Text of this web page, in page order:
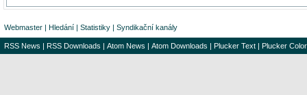
Webmaster | Hledání | Statistiky | Syndikační kanály
RSS News | RSS Downloads | Atom News | Atom Downloads | Plucker Text | Plucker Color